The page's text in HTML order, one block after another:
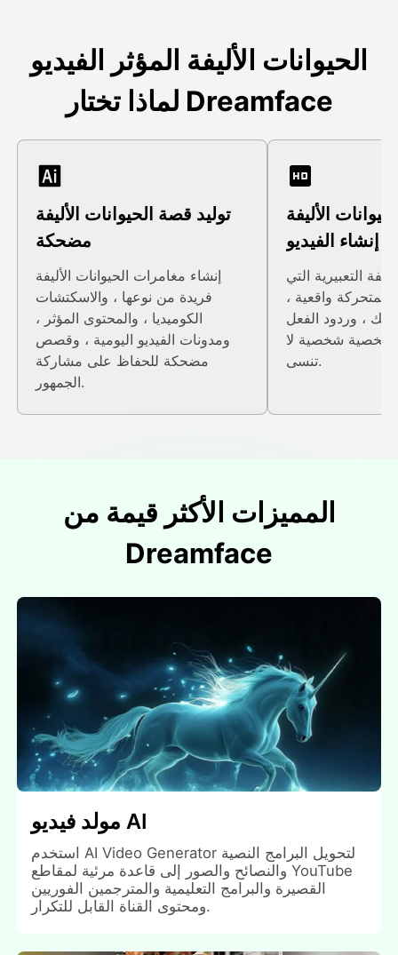
الحيوانات الأليفة المؤثر الفيديو
لماذا تختار Dreamface
توليد قصة الحيوانات الأليفة
مضحكة
إنشاء مغامرات الحيوانات الأليفة
فريدة من نوعها ، والاسكتشات
الكوميديا ، والمحتوى المؤثر ،
ومدونات الفيديو اليومية ، وقصص
مضحكة للحفاظ على مشاركة
الجمهور.
الأليفة
إنشاء الفيديو
التعبيرية التي
واقعية ،
، وردود الفعل
وشخصية شخصية لا
تنسى.
المميزات الأكثر قيمة من
Dreamface
مولد فيديو AI
استخدم AI Video Generator لتحويل البرامج النصية
والنصائح والصور إلى قاعدة مرئية لمقاطع YouTube
القصيرة والبرامج التعليمية والمترجمين الفوريين
ومحتوى القناة القابل للتكرار.